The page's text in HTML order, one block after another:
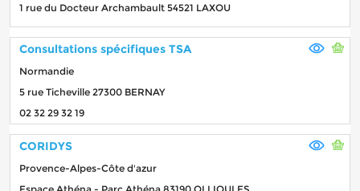
1 rue du Docteur Archambault 54521 LAXOU
Consultations spécifiques TSA
Normandie
5 rue Ticheville 27300 BERNAY
02 32 29 32 19
CORIDYS
Provence-Alpes-Côte d'azur